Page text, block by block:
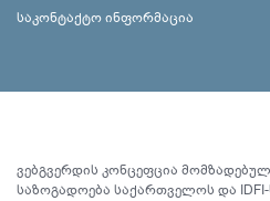
საკონტაქტო ინფორმაცია
ვებგვერდის კონცეფცია
საზოგადოება საქართველოს და IDFI-